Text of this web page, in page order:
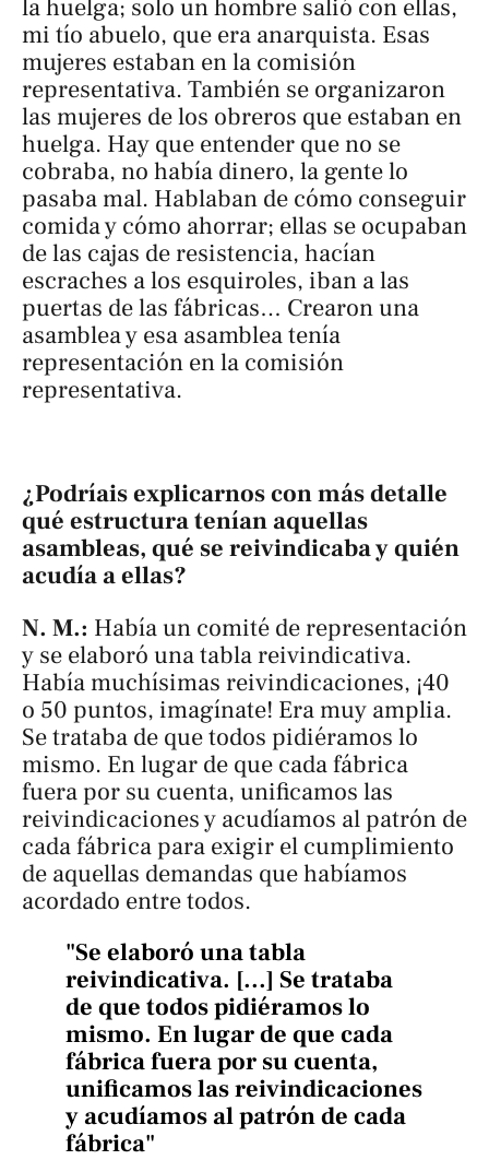
la huelga; solo un hombre salió con ellas,
mi tío abuelo, que era anarquista. Esas
mujeres estaban en la comisión
representativa. También se organizaron
las mujeres de los obreros que estaban en
huelga. Hay que entender que no se
cobraba, no había dinero, la gente lo
pasaba mal. Hablaban de cómo conseguir
comida y cómo ahorrar; ellas se ocupaban
de las cajas de resistencia, hacían
escraches a los esquiroles, iban a las
puertas de las fábricas… Crearon una
asamblea y esa asamblea tenía
representación en la comisión
representativa.
¿Podríais explicarnos con más detalle
qué estructura tenían aquellas
asambleas, qué se reivindicaba y quién
acudía a ellas?
N. M.: Había un comité de representación
y se elaboró una tabla reivindicativa.
Había muchísimas reivindicaciones, ¡40
o 50 puntos, imagínate! Era muy amplia.
Se trataba de que todos pidiéramos lo
mismo. En lugar de que cada fábrica
fuera por su cuenta, unificamos las
reivindicaciones y acudíamos al patrón de
cada fábrica para exigir el cumplimiento
de aquellas demandas que habíamos
acordado entre todos.
"Se elaboró una tabla
reivindicativa. [...] Se trataba
de que todos pidiéramos lo
mismo. En lugar de que cada
fábrica fuera por su cuenta,
unificamos las reivindicaciones
y acudíamos al patrón de cada
fábrica"